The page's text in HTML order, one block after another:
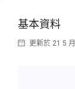
基本資料
更新於 21 5